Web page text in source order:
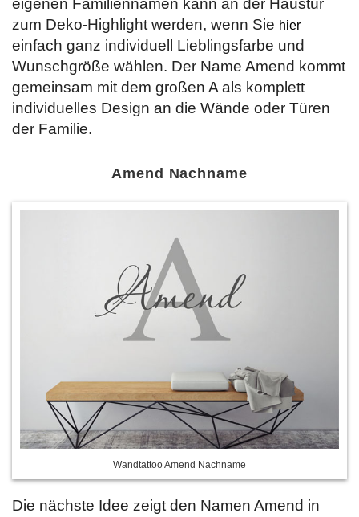
zum Deko-Highlight werden, wenn Sie hier
einfach ganz individuell Lieblingsfarbe und
Wunschgröße wählen. Der Name Amend kommt
gemeinsam mit dem großen A als komplett
individuelles Design an die Wände oder Türen
der Familie.
Amend Nachname
Wandtattoo Amend Nachname
Die nächste Idee zeigt den Namen Amend in